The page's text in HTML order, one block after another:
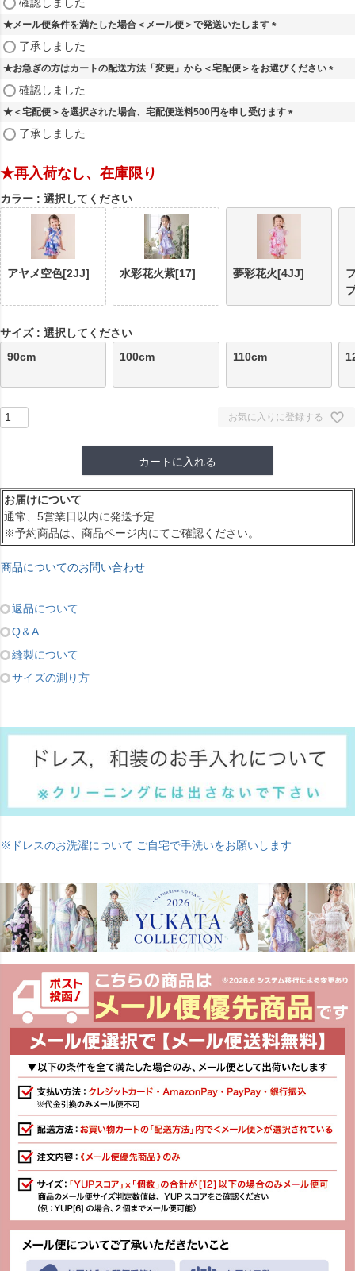
須
確認しました
★メール便条件を満たした場合＜メール便＞で発送いたします
須
了承しました
★お急ぎの方はカートの配送方法「変更」から＜宅配便＞をお選びください
確認しました
★＜宅配便＞を選択された場合、宅配便送料500円を申し受けます
了承しました
★再入荷なし、在庫限り
カラー 選択してください
アヤメ空色[2JJ] 水彩花火紫[17] 夢彩花火[4JJ]
サイズ
選択してください
90cm
100cm 110cm
お気に入りに登録する
カートに入れる
お届けについて
通常、5営業日以内に発送予定
※予約商品は、商品ページ内にてご確認ください。
商品についてのお問い合わせ
返品について
Q＆A
縫製について
サイズの測り方
※ドレスのお洗濯について ご自宅で手洗いをお願いします